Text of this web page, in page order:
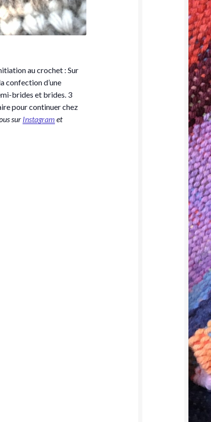
au crochet : Sur
confection d’une
brides et brides. 3
pour continuer chez
sur Instagram et